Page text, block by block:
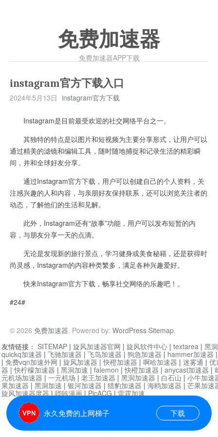
免费加速器
免费加速器APP下载
instagram官方下载入口
2024年5月13日 instagram官方下载
Instagram是目前最受欢迎的社交网络平台之一。
其独特的特点是以图片和短视频为主要分享形式，让用户可以
通过精美的滤镜和编辑工具，随时随地捕捉和记录生活的精彩瞬
间，并和全球好友分享。
通过Instagram官方下载，用户可以创建自己的个人资料，关
注感兴趣的人和内容，与亲朋好友保持联系，还可以浏览关注者的
动态，了解他们的生活和见解。
此外，Instagram还有“故事”功能，用户可以发布短暂的内
容，与朋友分享一天的点滴。
无论是发现新的旅行景点，学习健身或美食秘籍，还是获得时
尚灵感，Instagram的内容种类繁多，满足各种兴趣爱好。
快来Instagram官方下载，畅享社交网络的乐趣吧！。
#24#
© 2026 免费加速器. Powered by: WordPress.Sitemap.
永久免费的上网梯子 下载
友情链接： SITEMAP | 旋风加速器官网 | 旋风软件中心 | textarea | 黑
quickq加速器 | 飞驰加速器 | 飞鸟加速器 | 狗急加速器 | hammer加速器
| 免费vqn加速外网 | 旋风加速器 |快橙加速器 | 啊哈加速器 | 迷雾通 | 优
器 |快柠檬加速器 | 黑洞加速 | falemon |快橙加速器 | anycast加速器 |
元机场加速器 | 一元机场 | 老王加速器 | 黑洞加速器 | 白石山 | 小牛加速
果加速器 | 黑洞加速 | 银河加速器 | 猎豹加速器 | 海鸥加速器 | 芒果加速
旋风加速器度器|哔咔漫画|PicACG|雷霆加速